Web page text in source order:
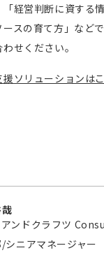
経営判断に資する
スの育て方」などで
せください。
ソリューションは
アンドクラフツ
シニアマネージャー